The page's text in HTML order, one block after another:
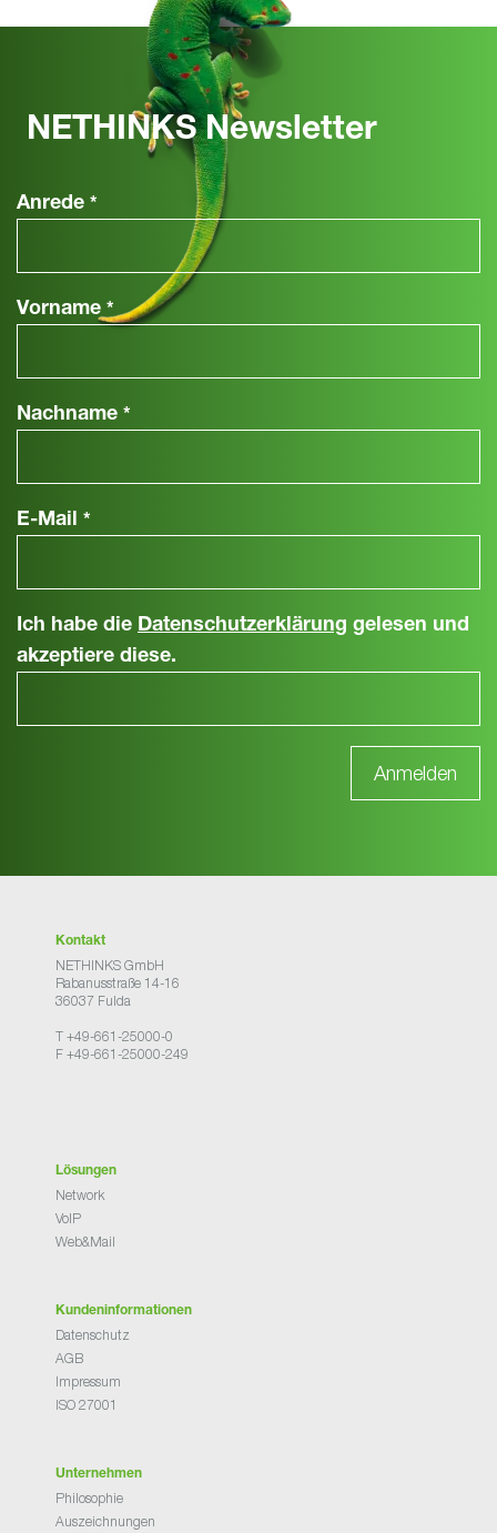
NETHINKS Newsletter
Anrede *
Vorname *
Nachname *
E-Mail *
Ich habe die Datenschutzerklärung gelesen und
akzeptiere diese.
Kontakt
NETHINKS GmbH
Rabanusstraße 14-16
36037 Fulda
T +49-661-25000-0
F +49-661-25000-249
Lösungen
Network
VoIP
Web&Mail
Kundeninformationen
Datenschutz
AGB
Impressum
ISO 27001
Unternehmen
Philosophie
Auszeichnungen